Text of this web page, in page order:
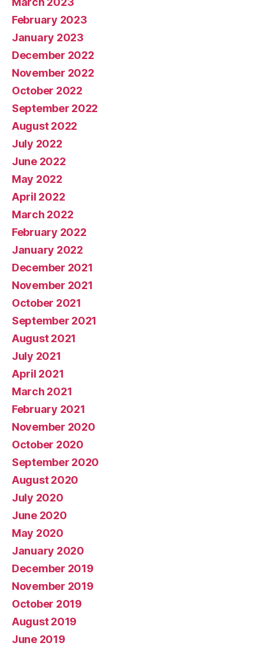
February 2023
January 2023
December 2022
November 2022
October 2022
September 2022
August 2022
July 2022
June 2022
May 2022
April 2022
March 2022
February 2022
January 2022
December 2021
November 2021
October 2021
September 2021
August 2021
July 2021
April 2021
March 2021
February 2021
November 2020
October 2020
September 2020
August 2020
July 2020
June 2020
May 2020
January 2020
December 2019
November 2019
October 2019
August 2019
June 2019